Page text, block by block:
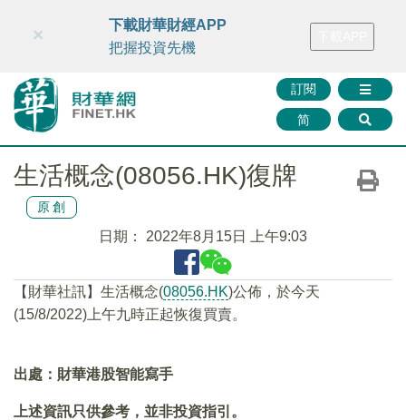
財華智庫網 FINTV FINMETA 財華證券 媒體矩陣
訂閱
简
×
下載財華財經APP
把握投資先機
生活概念(08056.HK)復牌
原創
日期： 2022年8月15日 上午9:03
【財華社訊】生活概念(08056.HK)公佈，於今天
(15/8/2022)上午九時正起恢復買賣。
出處：財華港股智能寫手
上述資訊只供參考，並非投資指引。